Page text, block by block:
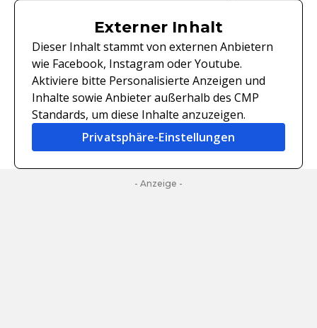
Externer Inhalt
Dieser Inhalt stammt von externen Anbietern
wie Facebook, Instagram oder Youtube.
Aktiviere bitte Personalisierte Anzeigen und
Inhalte sowie Anbieter außerhalb des CMP
Standards, um diese Inhalte anzuzeigen.
Privatsphäre-Einstellungen
- Anzeige -